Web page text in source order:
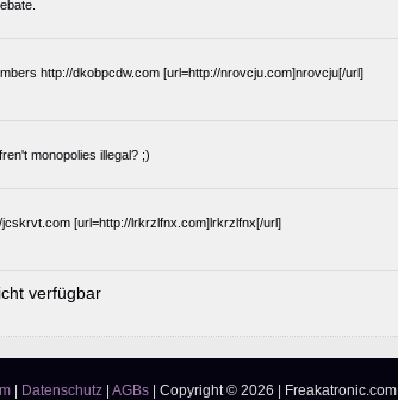
http://dkobpcdw.com [url=http://nrovcju.com]nrovcju[/url]
monopolies illegal? ;)
[url=http://lrkrzlfnx.com]lrkrzlfnx[/url]
verfügbar
Datenschutz AGBs Copyright © 2026 | Freakatronic.com